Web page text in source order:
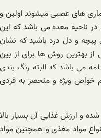
های عصبی میشوند اولین و
ناحیه معده می باشد که این
و دل درد باشید که نشان
بهترین روش ها برای از بین
می باشد که البته رنگ بندی
خواص ویژه و منحصر به فردی
و ارزش غذایی آن بسیار بالا
مواد مغذی و همچنین مواد